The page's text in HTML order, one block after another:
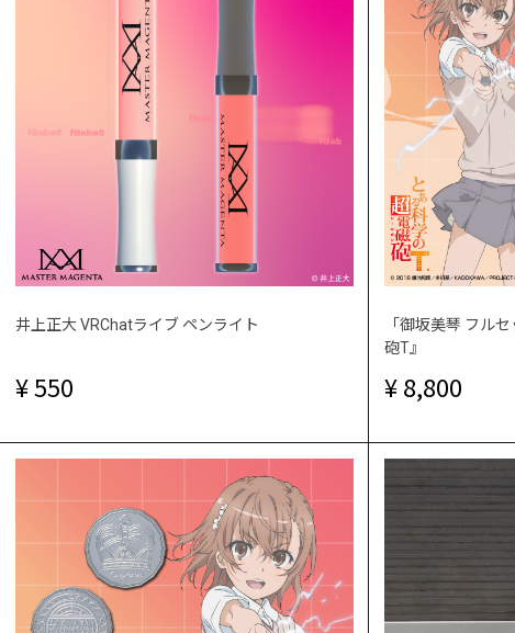
井上正大 VRChatライブ ペンライト
550
「御坂美琴 フル
砲T』
8,800